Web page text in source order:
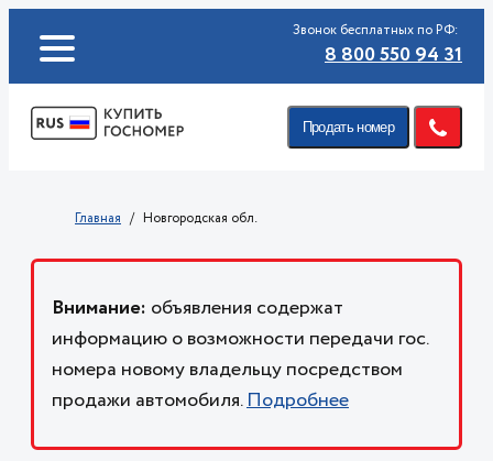
Звонок бесплатных по РФ:
8 800 550 94 31
Продать номер
Главная Новгородская обл.
Внимание: объявления содержат
информацию о возможности передачи гос.
номера новому владельцу посредством
продажи автомобиля.Подробнее